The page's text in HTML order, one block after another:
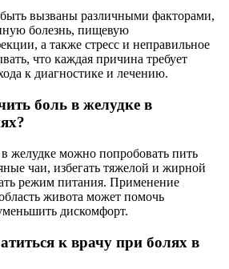
вызваны различными факторами,
болезнь, пищевую
а также стресс и неправильное
что каждая причина требует
к диагностике и лечению.
боль в желудке в
желудке можно попробовать пить
чаи, избегать тяжелой и жирной
режим питания. Применение
живота может помочь
дискомфорт.
к врачу при болях в